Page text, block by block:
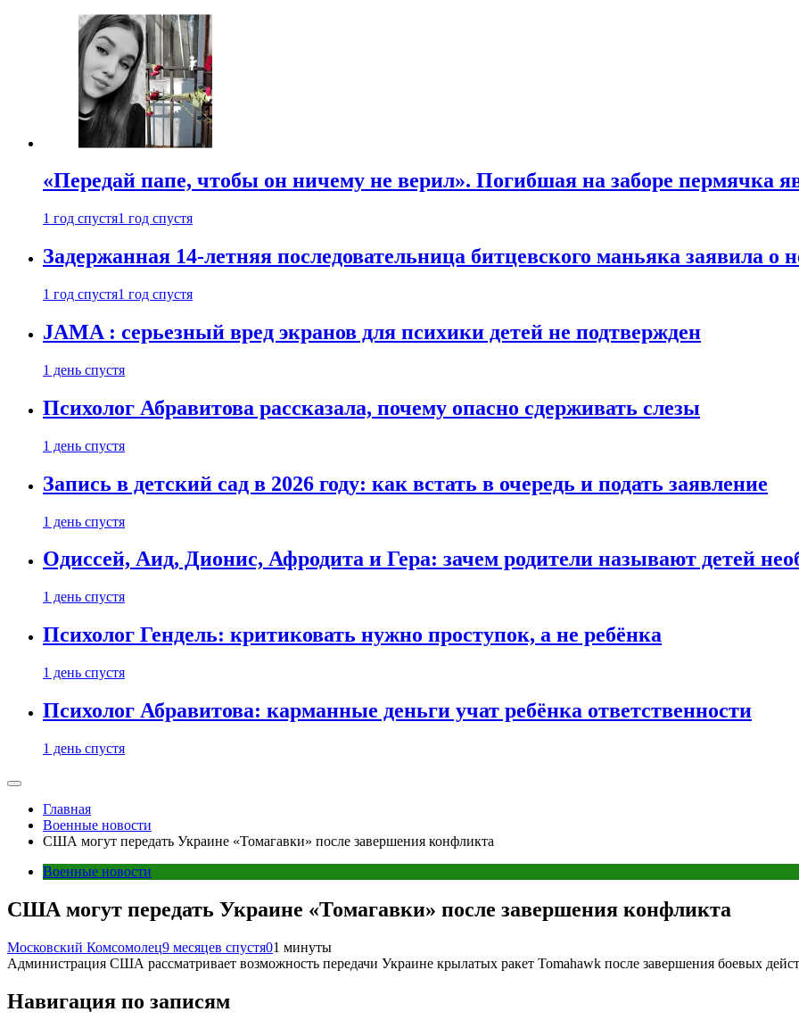
«Передай папе, чтобы он ничему не верил». Погибшая на заборе пермячка
1 год спустя1 год спустя
Задержанная 14-летняя последовательница битцевского маньяка заявила о
1 год спустя1 год спустя
JAMA : серьезный вред экранов для психики детей не подтвержден
1 день спустя
Психолог Абравитова рассказала, почему опасно сдерживать слезы
1 день спустя
Запись в детский сад в 2026 году: как встать в очередь и подать заявление
1 день спустя
Одиссей, Аид, Дионис, Афродита и Гера: зачем родители называют детей
1 день спустя
Психолог Гендель: критиковать нужно проступок, а не ребёнка
1 день спустя
Психолог Абравитова: карманные деньги учат ребёнка ответственности
1 день спустя
Главная
Военные новости
США могут передать Украине «Томагавки» после завершения конфликта
Военные новости
США могут передать Украине «Томагавки» после завершения конфликта
Московский Комсомолец9 месяцев спустя01 минуты
Администрация США рассматривает возможность передачи Украине крылатых ракет Tomahawk после завершения боевых
Навигация по записям